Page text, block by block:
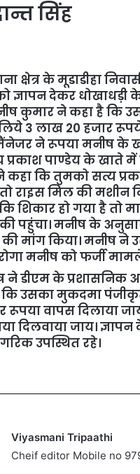
सिंह
क्षेत्र के मूडाडीहा
ज्ञापन देकर धोखाधड़ी
कुमार ने कहा है कि
3 लाख 20 हजार
ने रूपया मनीष के
प्रकाश पाण्डेय के
कहा कि तुमको सत्य
राइस मिल की मशीन
शिकार हो गया है तो
पहुंचा। मनीष के
मांग किया। मनीष ने
मनीष को फर्जी
ने डीएम के प्रशासनिक
कि उसका मुकदमा
रूपया वापस दिलाया
दिलवाया जाय।
उपस्थित रहे।
Viyasmani Tripaathi
Cheif editor Mobile no